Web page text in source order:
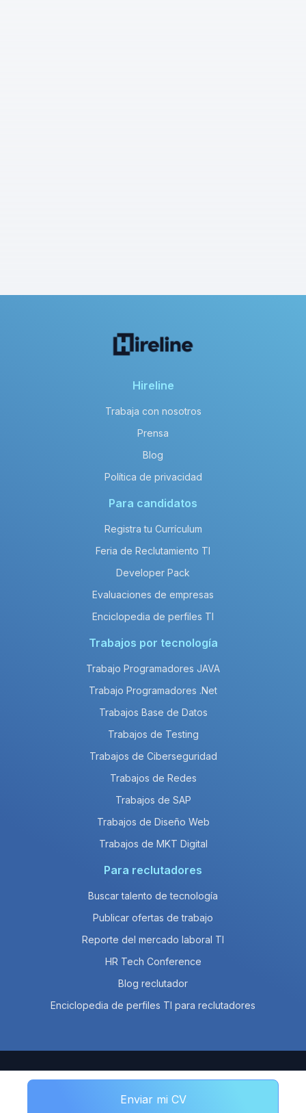
Enviar mi CV
Hireline
Trabaja con nosotros
Prensa
Blog
Política de privacidad
Para candidatos
Registra tu Currículum
Feria de Reclutamiento TI
Developer Pack
Evaluaciones de empresas
Enciclopedia de perfiles TI
Trabajos por tecnología
Trabajo Programadores JAVA
Trabajo Programadores .Net
Trabajos Base de Datos
Trabajos de Testing
Trabajos de Ciberseguridad
Trabajos de Redes
Trabajos de SAP
Trabajos de Diseño Web
Trabajos de MKT Digital
Para reclutadores
Buscar talento de tecnología
Publicar ofertas de trabajo
Reporte del mercado laboral TI
HR Tech Conference
Blog reclutador
Enciclopedia de perfiles TI para reclutadores
© 2026 Empleos en Línea SAPI de CV